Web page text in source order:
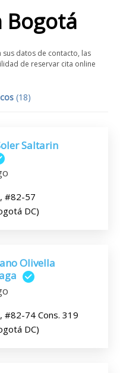
Bogotá
datos de contacto, las
de reservar cita online
(18)
Saltarin
#82-57
DC)
Olivella
#82-74 Cons. 319
DC)